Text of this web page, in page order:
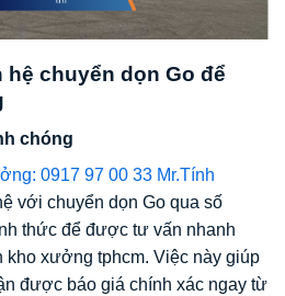
chuyển dọn Go để
chóng
0917 97 00 33 Mr.Tính
với chuyển dọn Go qua số
thức để được tư vấn nhanh
kho xưởng tphcm. Việc này giúp
được báo giá chính xác ngay từ